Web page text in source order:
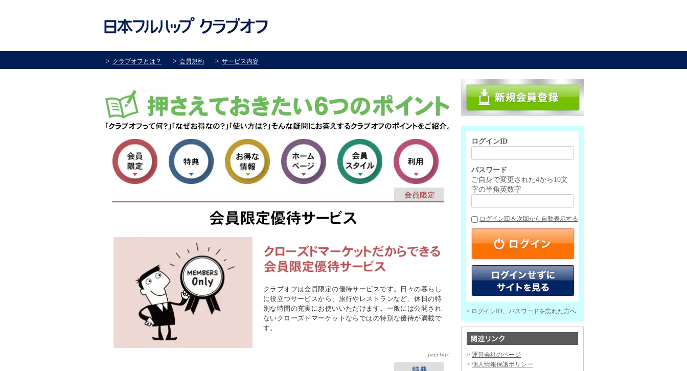
クラブオフとは？ 会員規約 サービス内容
クラブオフは会員限定の優待サービスです。日々の暮らし
に役立つサービスから、旅行やレストランなど、休日の特
別な時間の充実にお使いいただけます。一般には公開され
ないクローズドマーケットならではの特別な優待が満載で
す。
pagetop↑
ログインID
パスワード
ご自身で変更された4から10文
字の半角英数字
ログインIDを次回から自動表示する
ログインID、パスワードを忘れた方へ
運営会社のページ
個人情報保護ポリシー